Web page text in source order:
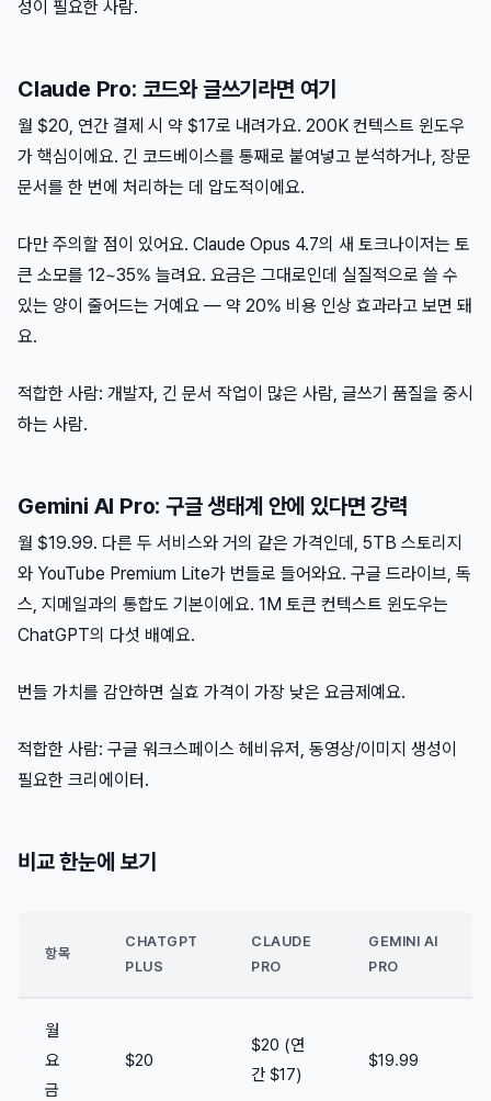
성이 필요한 사람.
Claude Pro: 코드와 글쓰기라면 여기
월 $20, 연간 결제 시 약 $17로 내려가요. 200K 컨텍스트 윈도우
가 핵심이에요. 긴 코드베이스를 통째로 붙여넣고 분석하거나, 장문
문서를 한 번에 처리하는 데 압도적이에요.
다만 주의할 점이 있어요. Claude Opus 4.7의 새 토크나이저는 토
큰 소모를 12~35% 늘려요. 요금은 그대로인데 실질적으로 쓸 수
있는 양이 줄어드는 거예요 — 약 20% 비용 인상 효과라고 보면 돼
요.
적합한 사람: 개발자, 긴 문서 작업이 많은 사람, 글쓰기 품질을 중시
하는 사람.
Gemini AI Pro: 구글 생태계 안에 있다면 강력
월 $19.99. 다른 두 서비스와 거의 같은 가격인데, 5TB 스토리지
와 YouTube Premium Lite가 번들로 들어와요. 구글 드라이브, 독
스, 지메일과의 통합도 기본이에요. 1M 토큰 컨텍스트 윈도우는
ChatGPT의 다섯 배예요.
번들 가치를 감안하면 실효 가격이 가장 낮은 요금제예요.
적합한 사람: 구글 워크스페이스 헤비유저, 동영상/이미지 생성이
필요한 크리에이터.
비교 한눈에 보기
항목
CHATGPT
PLUS
CLAUDE
PRO
GEMINI AI
PRO
월
요
금
$20
$20 (연
간 $17)
$19.99